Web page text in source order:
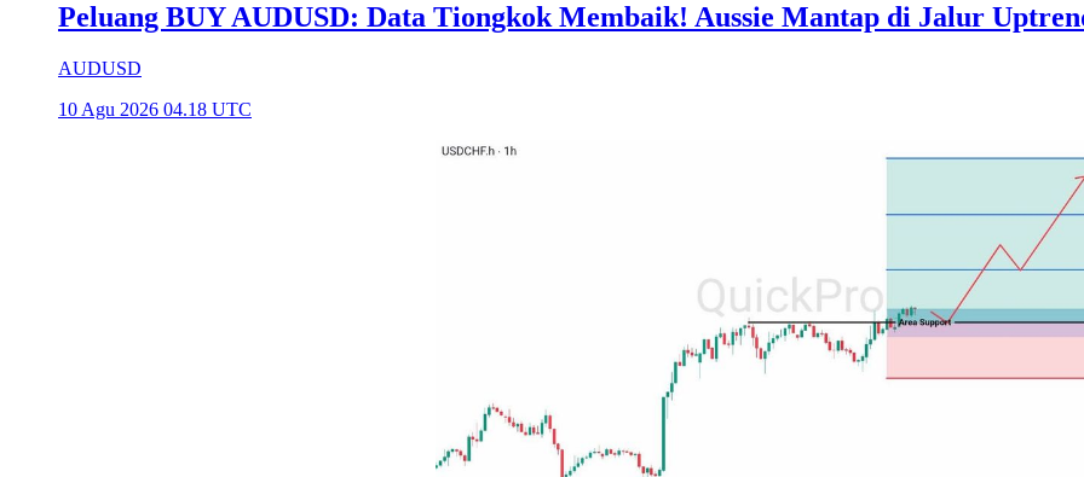
Peluang BUY AUDUSD: Data Tiongkok Membaik! Aussie Mantap di Jalur
AUDUSD
10 Agu 2026 04.18 UTC